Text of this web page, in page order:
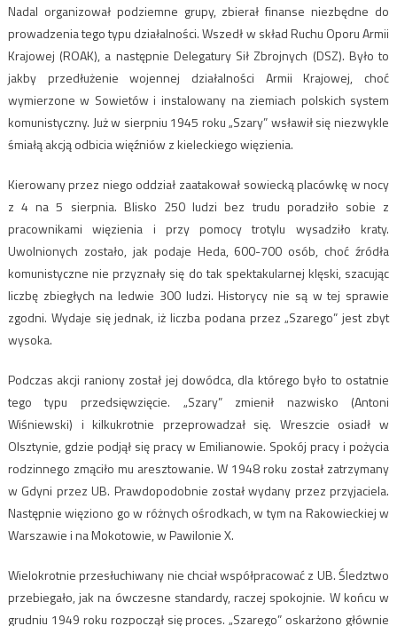
Nadal organizował podziemne grupy, zbierał finanse niezbędne do
prowadzenia tego typu działalności. Wszedł w skład Ruchu Oporu Armii
Krajowej (ROAK), a następnie Delegatury Sił Zbrojnych (DSZ). Było to
jakby przedłużenie wojennej działalności Armii Krajowej, choć
wymierzone w Sowietów i instalowany na ziemiach polskich system
komunistyczny. Już w sierpniu 1945 roku „Szary” wsławił się niezwykle
śmiałą akcją odbicia więźniów z kieleckiego więzienia.
Kierowany przez niego oddział zaatakował sowiecką placówkę w nocy
z 4 na 5 sierpnia. Blisko 250 ludzi bez trudu poradziło sobie z
pracownikami więzienia i przy pomocy trotylu wysadziło kraty.
Uwolnionych zostało, jak podaje Heda, 600-700 osób, choć źródła
komunistyczne nie przyznały się do tak spektakularnej klęski, szacując
liczbę zbiegłych na ledwie 300 ludzi. Historycy nie są w tej sprawie
zgodni. Wydaje się jednak, iż liczba podana przez „Szarego” jest zbyt
wysoka.
Podczas akcji raniony został jej dowódca, dla którego było to ostatnie
tego typu przedsięwzięcie. „Szary” zmienił nazwisko (Antoni
Wiśniewski) i kilkukrotnie przeprowadzał się. Wreszcie osiadł w
Olsztynie, gdzie podjął się pracy w Emilianowie. Spokój pracy i pożycia
rodzinnego zmąciło mu aresztowanie. W 1948 roku został zatrzymany
w Gdyni przez UB. Prawdopodobnie został wydany przez przyjaciela.
Następnie więziono go w różnych ośrodkach, w tym na Rakowieckiej w
Warszawie i na Mokotowie, w Pawilonie X.
Wielokrotnie przesłuchiwany nie chciał współpracować z UB. Śledztwo
przebiegało, jak na ówczesne standardy, raczej spokojnie. W końcu w
grudniu 1949 roku rozpoczął się proces. „Szarego” oskarżono głównie